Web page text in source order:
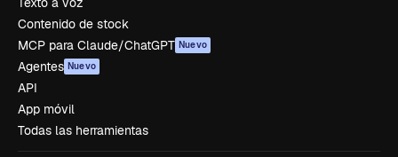
Contenido de stock
MCP para Claude/ChatGPT Nuevo
Agentes Nuevo
API
App móvil
Todas las herramientas